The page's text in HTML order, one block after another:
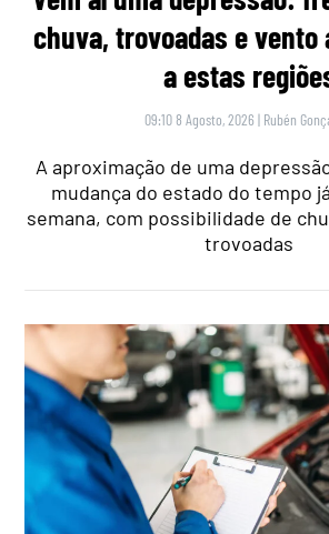
chuva, trovoadas e
a estas
09:10 8 Agosto, 2026 | Rubén
A aproximação de uma
mudança do estado do tempo
semana, com possibilidade de
trovoadas